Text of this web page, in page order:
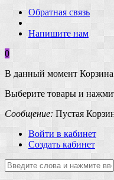
Обратная связь
Напишите нам
0
В данный момент Корзина
Выберите товары и
Сообщение: Пустая
Войти в кабинет
Создать кабинет